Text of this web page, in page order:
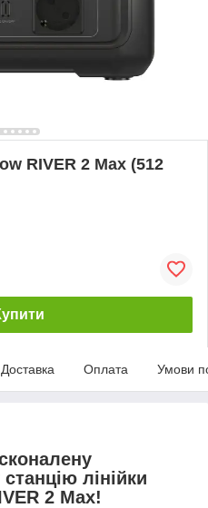
RIVER 2 Max (512
Доставка Оплата Умови
лінійки
2 Max!